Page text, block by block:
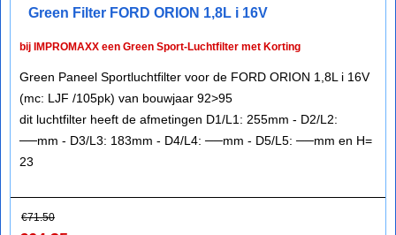
Green Filter FORD ORION 1,8L i 16V
bij IMPROMAXX een Green Sport-Luchtfilter met Korting
Green Paneel Sportluchtfilter voor de FORD ORION 1,8L i 16V
(mc: LJF /105pk) van bouwjaar 92>95
dit luchtfilter heeft de afmetingen D1/L1: 255mm - D2/L2:
──mm - D3/L3: 183mm - D4/L4: ──mm - D5/L5: ──mm en H=
23
€71.50